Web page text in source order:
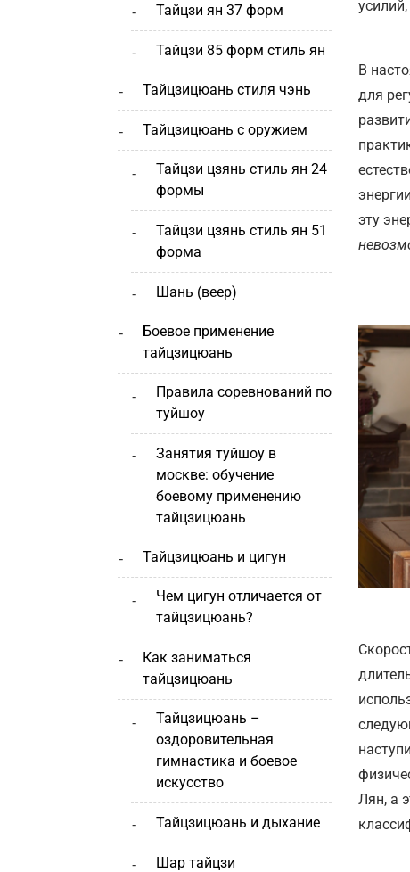
тайцзи ян 37 форм
тайцзи 85 форм стиль ян
тайцзицюань стиля чэнь
тайцзицюань с оружием
тайцзи цзянь стиль ян 24
формы
тайцзи цзянь стиль ян 51
форма
шань (веер)
боевое применение
тайцзицюань
правила соревнований по
туйшоу
занятия туйшоу в
москве: обучение
боевому применению
тайцзицюань
тайцзицюань и цигун
чем цигун отличается от
тайцзицюань?
как заниматься
тайцзицюань
тайцзицюань –
оздоровительная
гимнастика и боевое
искусство
тайцзицюань и дыхание
шар тайцзи
В
для
эту
Лян, а